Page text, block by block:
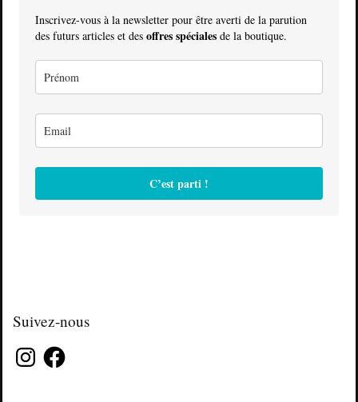
Inscrivez-vous à la newsletter pour être averti de la parution
des futurs articles et des offres spéciales de la boutique.
C’est parti !
Suivez-nous
InstagramFacebook